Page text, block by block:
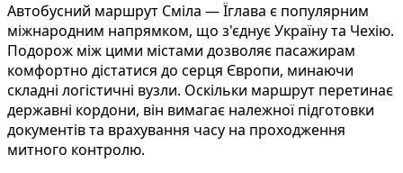
Автобусний маршрут Сміла — Їглава є популярним
міжнародним напрямком, що з'єднує Україну та Чехію.
Подорож між цими містами дозволяє пасажирам
комфортно дістатися до серця Європи, минаючи
складні логістичні вузли. Оскільки маршрут перетинає
державні кордони, він вимагає належної підготовки
документів та врахування часу на проходження
митного контролю.